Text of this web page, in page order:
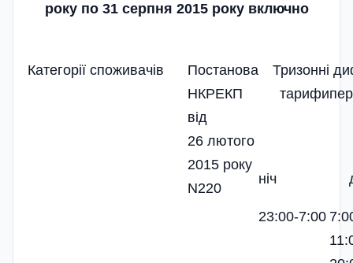
року по 31 серпня 2015 року включно
Категорії споживачів
Постанова
НКРЕКП
від
26 лютого
2015 року
N220
Тризонні
тарифи
ніч
23:00-7:00